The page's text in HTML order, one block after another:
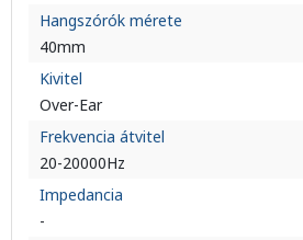
Hangszórók mérete
40mm
Kivitel
Over-Ear
Frekvencia átvitel
20-20000Hz
Impedancia
-